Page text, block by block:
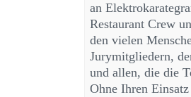
an
Restaurant Crew
den vielen
Jurymitgliedern,
und allen, die die
Ohne Ihren